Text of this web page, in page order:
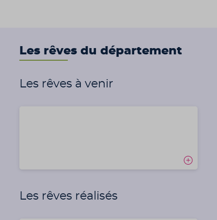
Les rêves du département
Les rêves à venir
Les rêves réalisés